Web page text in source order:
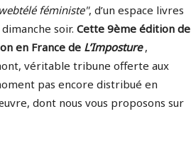
féministe , d’un espace livres
soir. Cette 9ème édition de
en France de L’Imposture ,
véritable tribune offerte aux
pas encore distribué en
dont nous vous proposons sur